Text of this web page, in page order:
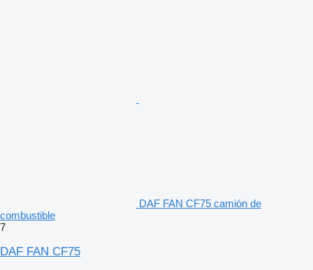
DAF FAN CF75 camión de
combustible
7
DAF FAN CF75